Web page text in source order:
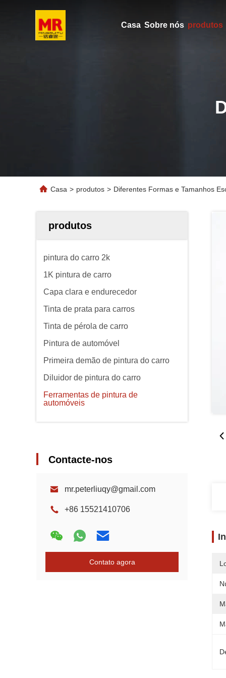
Casa Sobre nós produtos
Casa > produtos > Diferentes Formas e Tamanhos
produtos
pintura do carro 2k
1K pintura de carro
Capa clara e endurecedor
Tinta de prata para carros
Tinta de pérola de carro
Pintura de automóvel
Primeira demão de pintura do carro
Diluidor de pintura do carro
Ferramentas de pintura de
automóveis
Contacte-nos
mr.peterliuqy@gmail.com
+86 15521410706
Contato agora